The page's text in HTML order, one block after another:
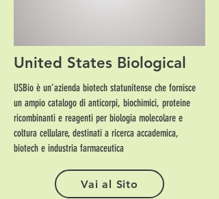
United States Biological
USBio è un’azienda biotech statunitense che fornisce
un ampio catalogo di anticorpi, biochimici, proteine
ricombinanti e reagenti per biologia molecolare e
coltura cellulare, destinati a ricerca accademica,
biotech e industria farmaceutica
Vai al Sito